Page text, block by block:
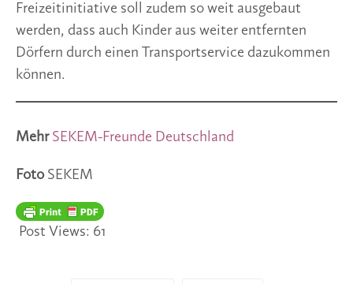
Freizeitinitiative soll zudem so weit ausgebaut
werden, dass auch Kinder aus weiter entfernten
Dörfern durch einen Transportservice dazukommen
können.
Mehr SEKEM-Freunde Deutschland
FotoSEKEM
Post Views: 61